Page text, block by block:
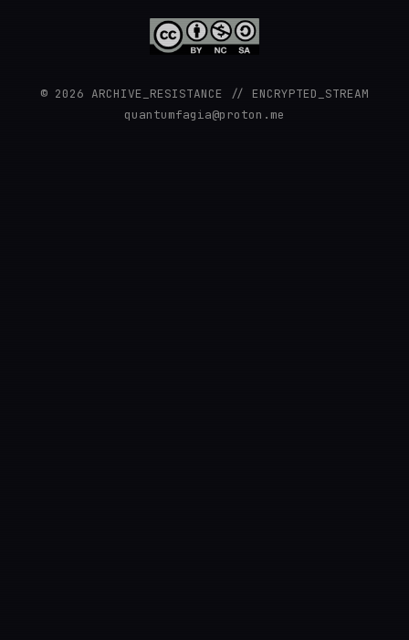
© 2026 ARCHIVE_RESISTANCE // ENCRYPTED_STREAM
quantumfagia@proton.me